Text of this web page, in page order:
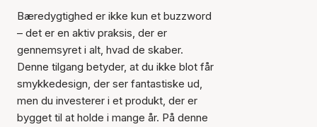
Bæredygtighed er ikke kun et buzzword
– det er en aktiv praksis, der er
gennemsyret i alt, hvad de skaber.
Denne tilgang betyder, at du ikke blot får
smykkedesign, der ser fantastiske ud,
men du investerer i et produkt, der er
bygget til at holde i mange år. På denne